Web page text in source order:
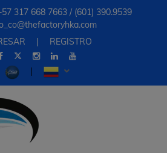
317 668 7663 / (601) 390.9539
| REGISTRO